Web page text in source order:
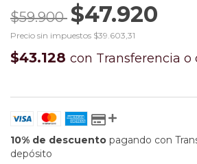
$59.900 $47.920
Precio sin impuestos $39.603,31
$43.128 con Transferencia o
10% de descuento pagando con
depósito